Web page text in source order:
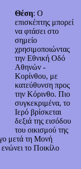
Θέση: Ο
επισκέπτης μπορεί
να φτάσει στο
σημείο
χρησιμοποιώντας
την Εθνική Οδό
Αθηνών -
Κορίνθου, με
κατεύθυνση προς
την Κόρινθο. Πιο
συγκεκριμένα, το
Ιερό βρίσκεται
δεξιά της εισόδου
του οικισμού της
μετά τη Μονή
το Ποικίλο